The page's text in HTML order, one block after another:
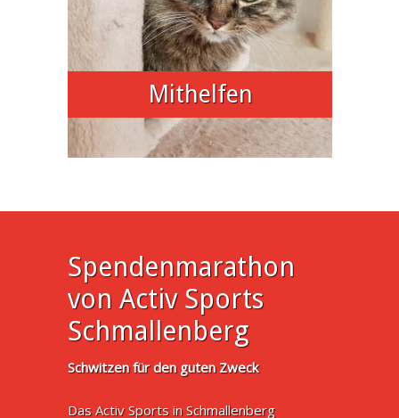
Mithelfen
Spendenmarathon
von Activ Sports
Schmallenberg
Schwitzen für den guten Zweck
Das Activ Sports in Schmallenberg